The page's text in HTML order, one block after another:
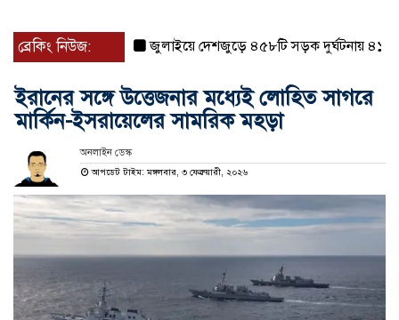
ব্রেকিং নিউজ: জুলাইয়ে দেশজুড়ে ৪৫৮টি সড়ক দুর্ঘটনায় ৪১৬ জন
ইরানের সঙ্গে উত্তেজনার মধ্যেই লোহিত সাগরে
মার্কিন-ইসরায়েলের সামরিক মহড়া
অনলাইন ডেস্ক
আপডেট টাইম: মঙ্গলবার, ৩ ফেব্রুয়ারী, ২০২৬